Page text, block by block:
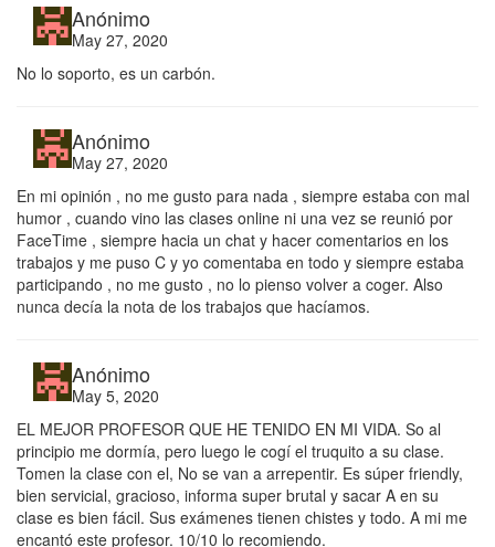
Anónimo
May 27, 2020
No lo soporto, es un carbón.
Anónimo
May 27, 2020
En mi opinión , no me gusto para nada , siempre estaba con mal
humor , cuando vino las clases online ni una vez se reunió por
FaceTime , siempre hacia un chat y hacer comentarios en los
trabajos y me puso C y yo comentaba en todo y siempre estaba
participando , no me gusto , no lo pienso volver a coger. Also
nunca decía la nota de los trabajos que hacíamos.
Anónimo
May 5, 2020
EL MEJOR PROFESOR QUE HE TENIDO EN MI VIDA. So al
principio me dormía, pero luego le cogí el truquito a su clase.
Tomen la clase con el, No se van a arrepentir. Es súper friendly,
bien servicial, gracioso, informa super brutal y sacar A en su
clase es bien fácil. Sus exámenes tienen chistes y todo. A mi me
encantó este profesor. 10/10 lo recomiendo.